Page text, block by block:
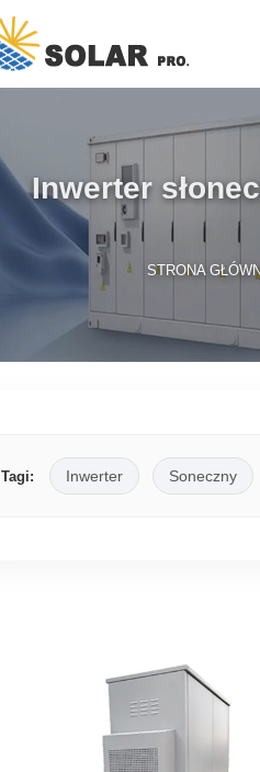
Inwerter
STRONA
Tagi: Inwerter Soneczny